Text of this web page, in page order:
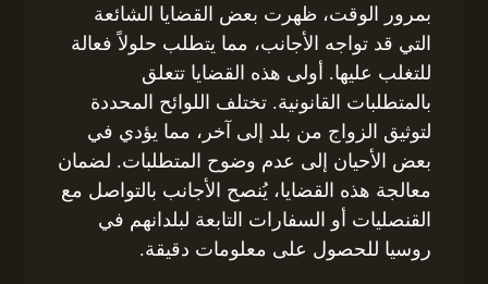
بمرور الوقت، ظهرت بعض القضايا الشائعة
التي قد تواجه الأجانب، مما يتطلب حلولاً فعالة
للتغلب عليها. أولى هذه القضايا تتعلق
بالمتطلبات القانونية. تختلف اللوائح المحددة
لتوثيق الزواج من بلد إلى آخر، مما يؤدي في
بعض الأحيان إلى عدم وضوح المتطلبات. لضمان
معالجة هذه القضايا، يُنصح الأجانب بالتواصل مع
القنصليات أو السفارات التابعة لبلدانهم في
روسيا للحصول على معلومات دقيقة.